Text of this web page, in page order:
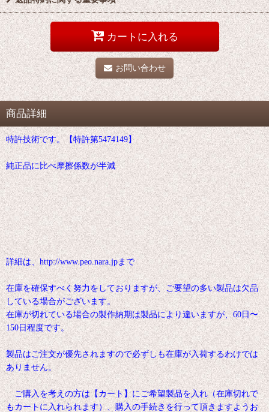
カートに入れる
お問い合わせ
商品詳細
特許技術です。【特許第5474149】
純正品に比べ摩擦係数が半減
詳細は、http://www.peo.nara.jpまで
在庫を確保すべく努力をしておりますが、ご要望の多い製品は欠品
している場合がございます。
在庫が切れている場合の製作納期は製品により違いますが、60日〜
150日程度です。
製品はご注文が優先されますので必ずしも在庫が入荷するわけでは
ありません。
ご購入を考えの方は【カート】にご希望製品を入れ（在庫切れで
もカートに入れられます）、購入の手続きを行って頂きますようお